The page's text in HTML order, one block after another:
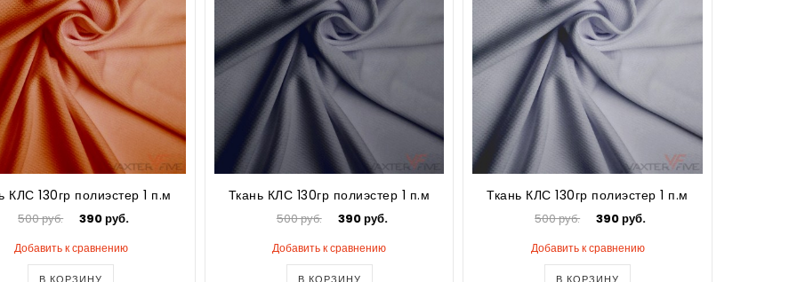
КЛС 130гр полиэстер 1 п.м
500 руб. 390 руб.
Добавить к сравнению
Ткань КЛС 130гр полиэстер 1 п.м
500 руб. 390 руб.
Добавить к сравнению
Ткань КЛС 130гр полиэстер 1 п.м
500 руб. 390 руб.
Добавить к сравнению